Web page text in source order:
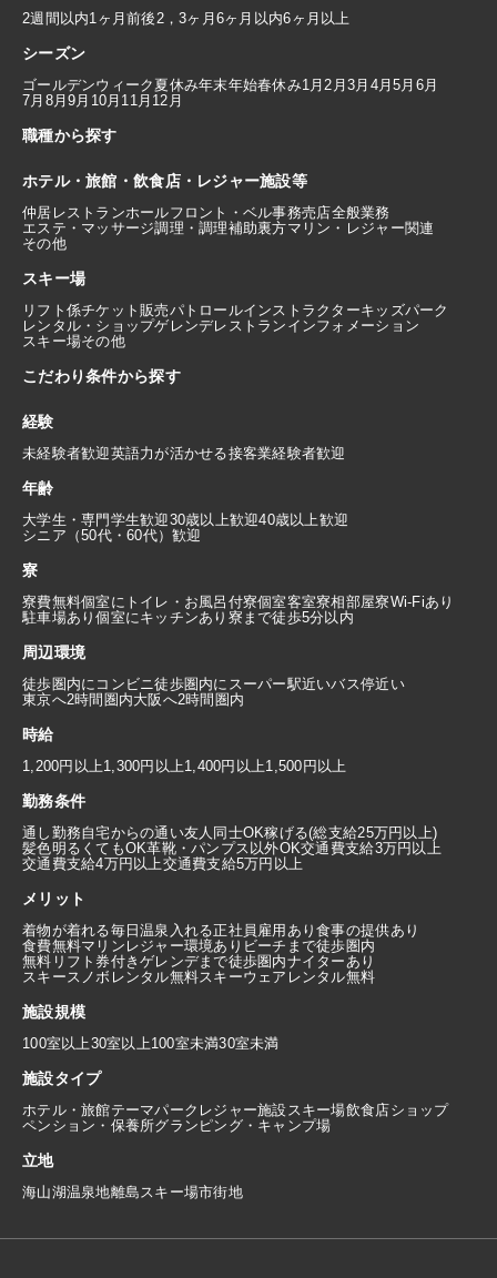
2週間以内1ヶ月前後 2，3ヶ月 6ヶ月以内6ヶ月以上
シーズン
ゴールデンウィーク 夏休み年末年始春休み1月 2月3月 4月5月 6月
7月 8月9月 10月 11月 12月
職種から探す
ホテル・旅館・飲食店・レジャー施設等
仲居 レストランホールフロント・ベル事務売店全般業務
エステ・マッサージ調理・調理補助裏方マリン・レジャー関連
その他
スキー場
リフト係チケット販売パトロールインストラクターキッズパーク
レンタル・ショップゲレンデレストラン インフォメーション
スキー場その他
こだわり条件から探す
経験
未経験者歓迎英語力が活かせる接客業経験者歓迎
年齢
大学生・専門学生歓迎30歳以上歓迎40歳以上歓迎
シニア（50代・60代）歓迎
寮
寮費無料個室にトイレ・お風呂付寮個室客室寮相部屋寮Wi-Fiあり
駐車場あり個室にキッチンあり 寮まで徒歩5分以内
周辺環境
徒歩圏内にコンビニ徒歩圏内にスーパー駅近いバス停近い
東京へ2時間圏内大阪へ2時間圏内
時給
1,200円以上1,300円以上1,400円以上1,500円以上
勤務条件
通し勤務自宅からの通い友人同士OK稼げる(総支給25万円以上)
髪色明るくてもOK革靴・パンプス以外OK交通費支給3万円以上
交通費支給4万円以上交通費支給5万円以上
メリット
着物が着れる毎日温泉入れる正社員雇用あり食事の提供あり
食費無料マリンレジャー環境あり ビーチまで徒歩圏内
無料リフト券付きゲレンデまで徒歩圏内ナイターあり
スキースノボレンタル無料スキーウェアレンタル無料
施設規模
100室以上30室以上100室未満30室未満
施設タイプ
ホテル・旅館テーマパーク レジャー施設 スキー場飲食店ショップ
ペンション・保養所グランピング・キャンプ場
立地
海山湖温泉地離島 スキー場市街地